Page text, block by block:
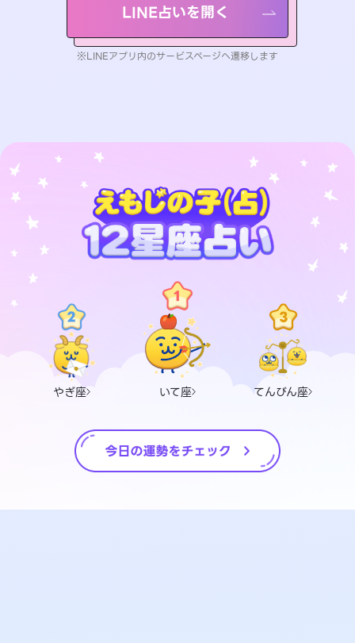
LINE占いを開く
※LINEアプリ内のサービスページへ遷移します
やぎ座 いて座 てんびん座